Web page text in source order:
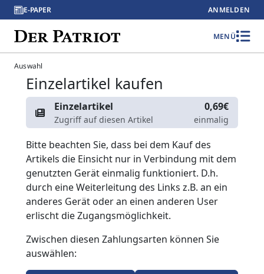
E-PAPER ANMELDEN
MENÜ
Auswahl
Einzelartikel kaufen
Einzelartikel
Zugriff auf diesen Artikel
0,69€
einmalig
Bitte beachten Sie, dass bei dem Kauf des
Artikels die Einsicht nur in Verbindung mit dem
genutzten Gerät einmalig funktioniert. D.h.
durch eine Weiterleitung des Links z.B. an ein
anderes Gerät oder an einen anderen User
erlischt die Zugangsmöglichkeit.
Zwischen diesen Zahlungsarten können Sie
auswählen: